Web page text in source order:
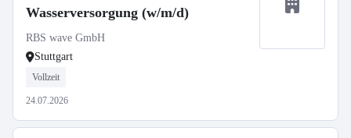
Wasserversorgung (w/m/d)
RBS wave GmbH
Stuttgart
Vollzeit
24.07.2026